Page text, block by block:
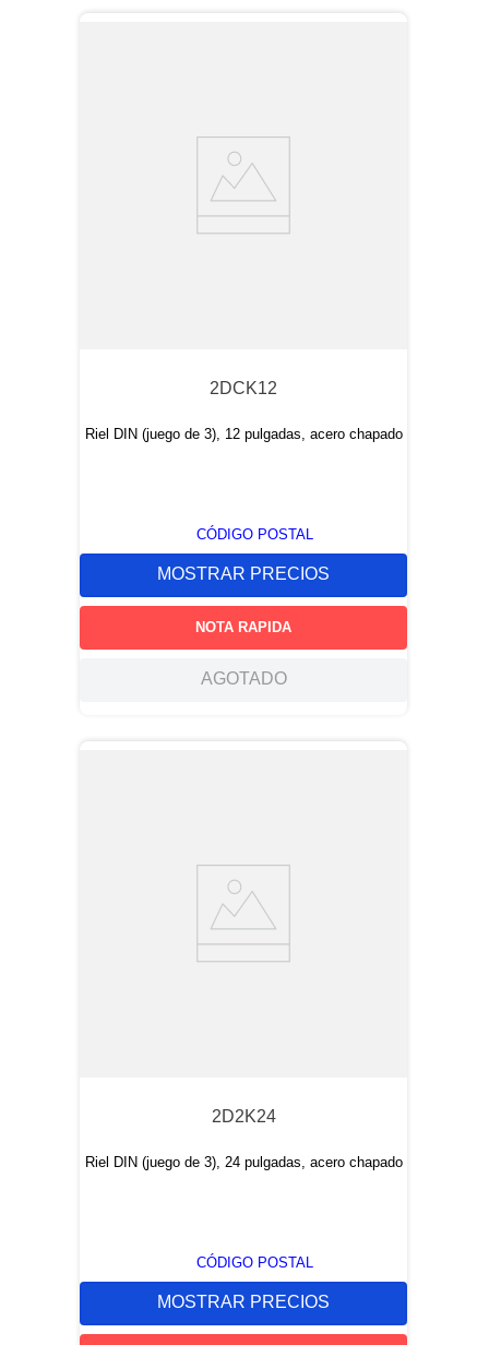
2DCK12
Riel DIN (juego de 3), 12 pulgadas, acero chapado
CÓDIGO POSTAL
MOSTRAR PRECIOS
NOTA RAPIDA
AGOTADO
2D2K24
Riel DIN (juego de 3), 24 pulgadas, acero chapado
CÓDIGO POSTAL
MOSTRAR PRECIOS